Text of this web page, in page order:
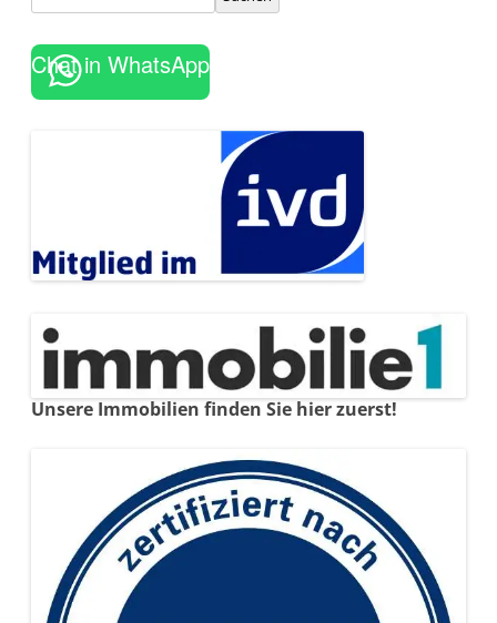
Chat in WhatsApp
Unsere Immobilien finden Sie hier zuerst!